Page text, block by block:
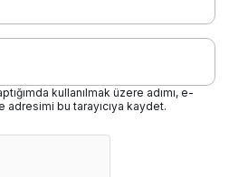
kullanılmak üzere adımı, e-
bu tarayıcıya kaydet.